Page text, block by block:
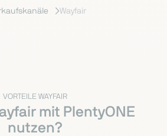
Wayfair
VORTEILE WAYFAIR
mit PlentyONE
nutzen?